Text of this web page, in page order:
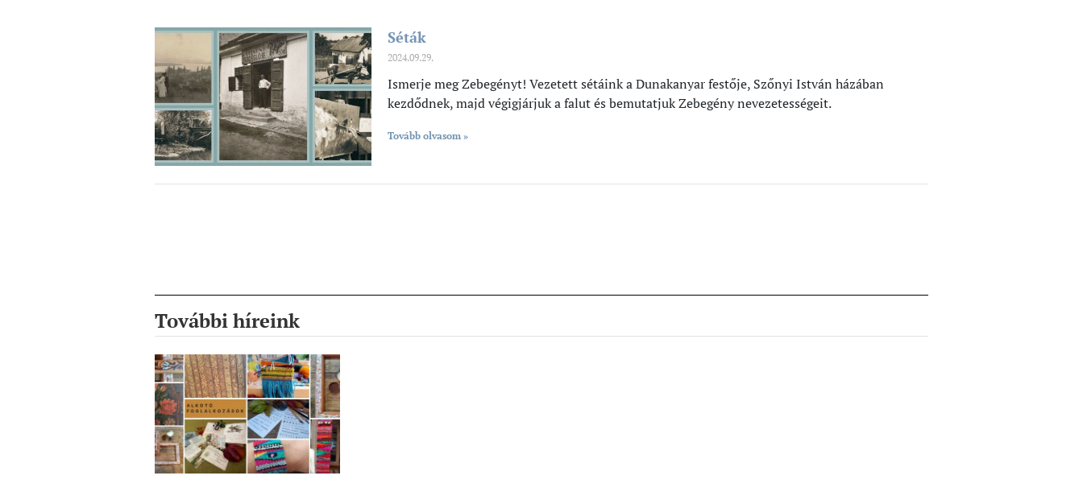
Séták
2024.09.29.
Ismerje meg Zebegényt! Vezetett sétáink a Dunakanyar festője, Szőnyi István házában
kezdődnek, majd végigjárjuk a falut és bemutatjuk Zebegény nevezetességeit.
Tovább olvasom »
További híreink